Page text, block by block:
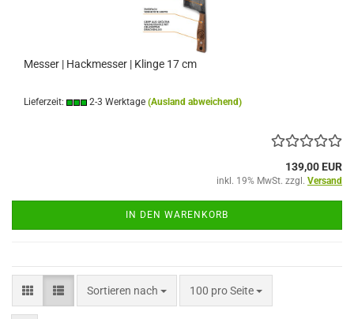
Messer | Hackmesser | Klinge 17 cm
Lieferzeit: 2-3 Werktage (Ausland abweichend)
139,00 EUR
inkl. 19% MwSt. zzgl. Versand
IN DEN WARENKORB
Sortieren nach
Sortieren nach 100 pro Seite
pro Seite